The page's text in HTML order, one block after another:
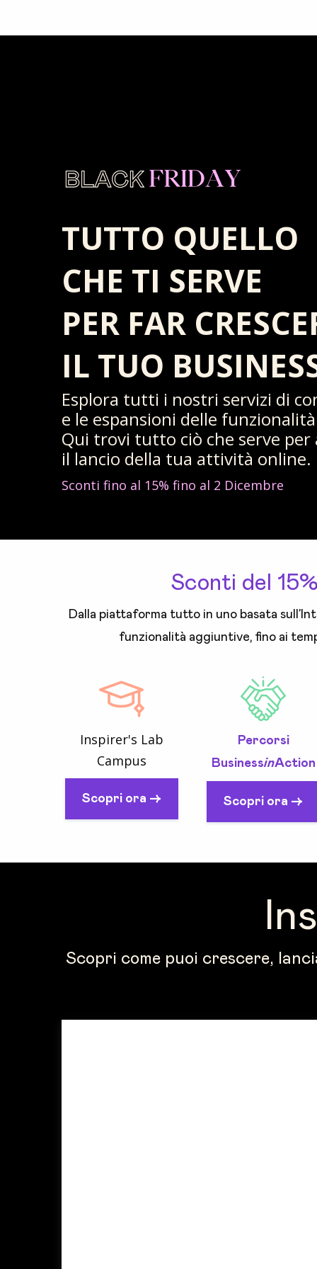
TUTTO QUELLO
CHE TI SERVE
PER FAR
IL TUO
Esplora tutti i nostri servizi di
e le espansioni delle
Qui trovi tutto ciò che serve per
il lancio della tua attività online.
Sconti fino al 15% fino al 2 Dicembre
Sconti del 15%
Dalla piattaforma tutto in uno basata
funzionalità aggiuntive, fino ai
Inspirer's Lab
Campus
Scopri ora ->
Percorsi
BusinessinAction
Scopri ora ->
Scopri come puoi crescere,